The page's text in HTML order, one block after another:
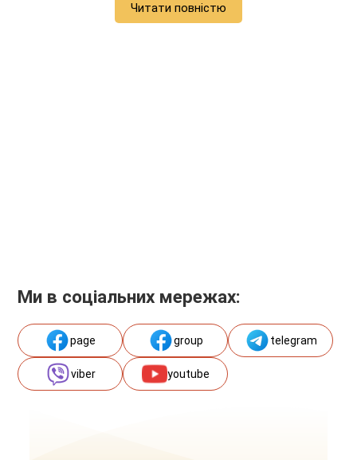
Читати повністю
Ми в соціальних мережах:
page group telegram
viber youtube